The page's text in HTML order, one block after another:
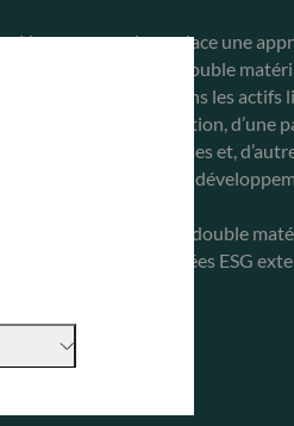
Nous avons mis en place une
sur le principe de la double
d’investissements dans les
correspond à l’évaluation,
négatifs des entreprises et,
opportunités liées au
Cette approche de la double
ratings ESG, de données ESG